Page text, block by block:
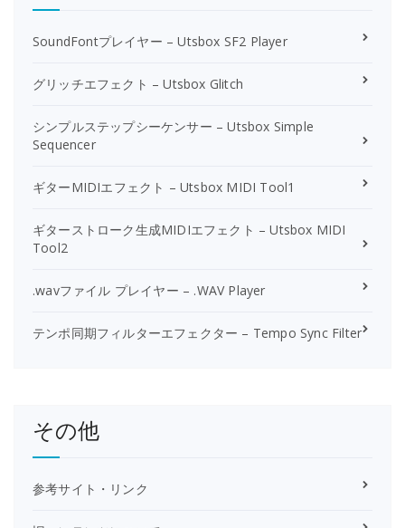
SoundFontプレイヤー – Utsbox SF2 Player
グリッチエフェクト – Utsbox Glitch
シンプルステップシーケンサー – Utsbox Simple
Sequencer
ギターMIDIエフェクト – Utsbox MIDI Tool1
ギターストローク生成MIDIエフェクト – Utsbox MIDI
Tool2
.wavファイル プレイヤー – .WAV Player
テンポ同期フィルターエフェクター – Tempo Sync Filter
その他
参考サイト・リンク